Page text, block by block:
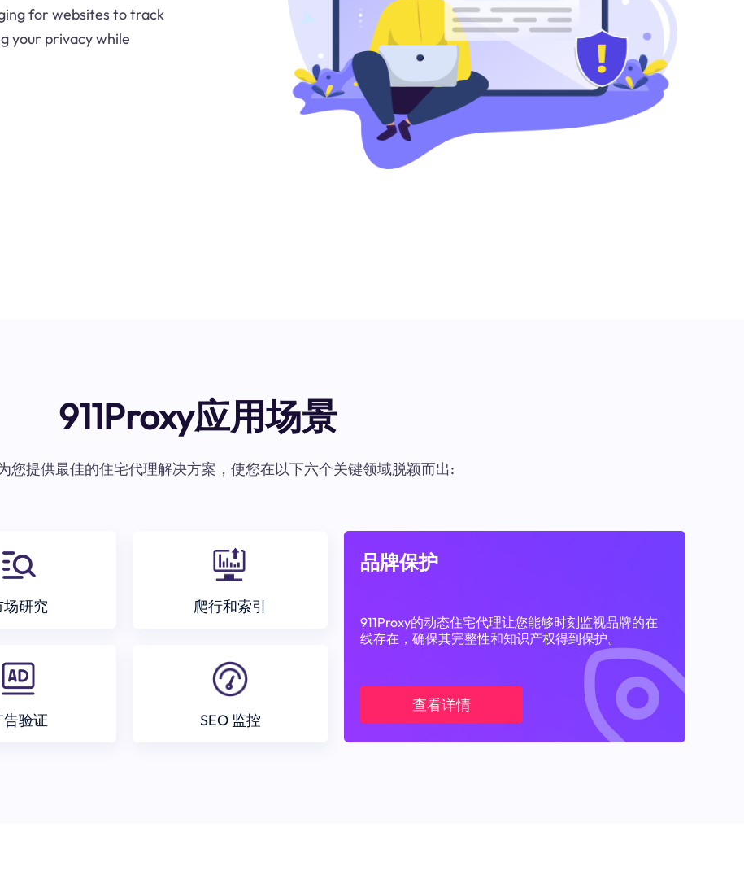
for websites to track
your privacy while
911Proxy应用场景
您提供最佳的住宅代理解决方案，使您在以下六个关键领域脱颖而出:
场研究 爬行和索引
告验证 SEO 监控
品牌保护
911Proxy的动态住宅代理让您能够时刻监视品牌的在
线存在，确保其完整性和知识产权得到保护。
查看详情